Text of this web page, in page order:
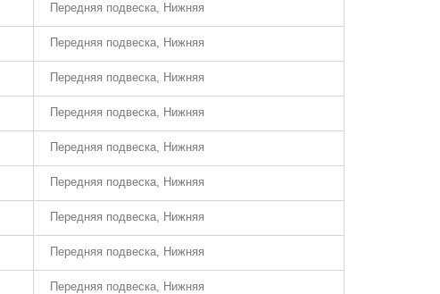
Передняя подвеска, Нижняя
Передняя подвеска, Нижняя
Передняя подвеска, Нижняя
Передняя подвеска, Нижняя
Передняя подвеска, Нижняя
Передняя подвеска, Нижняя
Передняя подвеска, Нижняя
Передняя подвеска, Нижняя
Передняя подвеска, Нижняя